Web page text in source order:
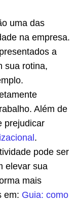
uma das
na empresa.
a
sua rotina,
Além de
prejudicar
.
pode ser
elevar sua
mais
em: Guia: como